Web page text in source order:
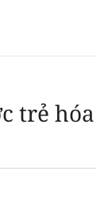
trẻ hóa